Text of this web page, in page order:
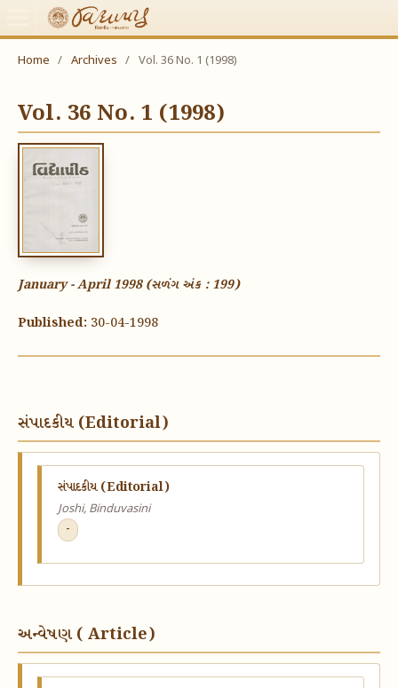
Home / Archives / Vol. 36 No. 1 (1998)
Vol. 36 No. 1 (1998)
January - April 1998 (સળંગ અંક : 199)
Published: 30-04-1998
સંપાદકીય (Editorial)
સંપાદકીય (Editorial)
Joshi, Binduvasini
-
અન્વેષણ ( Article)